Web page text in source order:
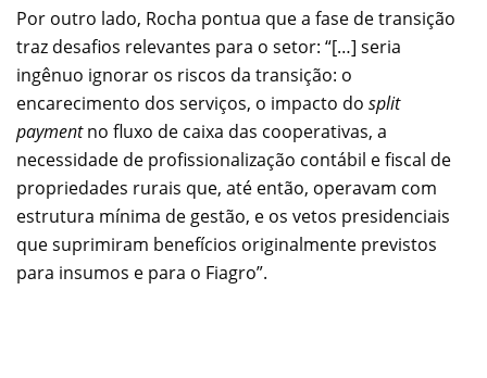
Por outro lado, Rocha pontua que a fase de transição
traz desafios relevantes para o setor: “[…] seria
ingênuo ignorar os riscos da transição: o
encarecimento dos serviços, o impacto do split
paymentno fluxo de caixa das cooperativas, a
necessidade de profissionalização contábil e fiscal de
propriedades rurais que, até então, operavam com
estrutura mínima de gestão, e os vetos presidenciais
que suprimiram benefícios originalmente previstos
para insumos e para o Fiagro”.